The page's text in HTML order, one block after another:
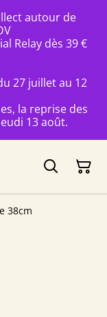
autour de
Relay dès 39 €
27 juillet au 12
la reprise des
13 août.
38cm